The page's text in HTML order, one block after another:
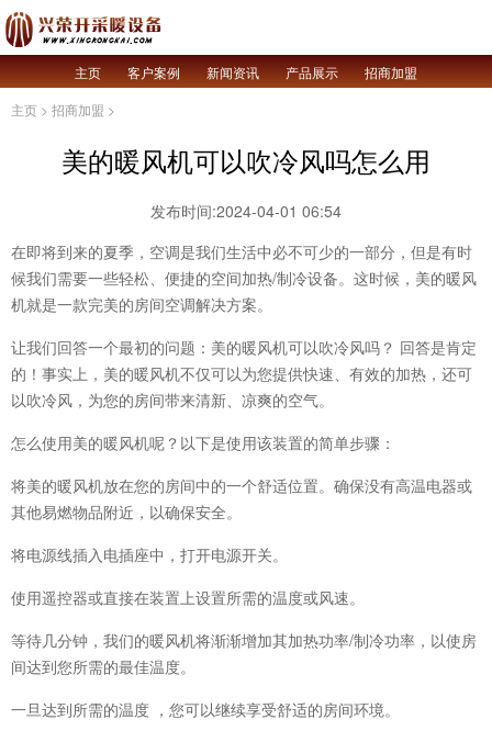
主页 客户案例 新闻资讯 产品展示
招商加盟
主页 > 招商加盟 >
美的暖风机可以吹冷风吗怎么用
发布时间:2024-04-01 06:54
在即将到来的夏季，空调是我们生活中必不可少的一部分，但是有时
候我们需要一些轻松、便捷的空间加热/制冷设备。这时候，美的暖风
机就是一款完美的房间空调解决方案。
让我们回答一个最初的问题：美的暖风机可以吹冷风吗？ 回答是肯定
的！事实上，美的暖风机不仅可以为您提供快速、有效的加热，还可
以吹冷风，为您的房间带来清新、凉爽的空气。
怎么使用美的暖风机呢？以下是使用该装置的简单步骤：
将美的暖风机放在您的房间中的一个舒适位置。确保没有高温电器或
其他易燃物品附近，以确保安全。
将电源线插入电插座中，打开电源开关。
使用遥控器或直接在装置上设置所需的温度或风速。
等待几分钟，我们的暖风机将渐渐增加其加热功率/制冷功率，以使房
间达到您所需的最佳温度。
一旦达到所需的温度 ，您可以继续享受舒适的房间环境。